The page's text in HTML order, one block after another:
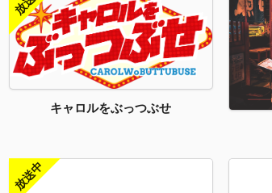
キャロルをぶっつぶせ